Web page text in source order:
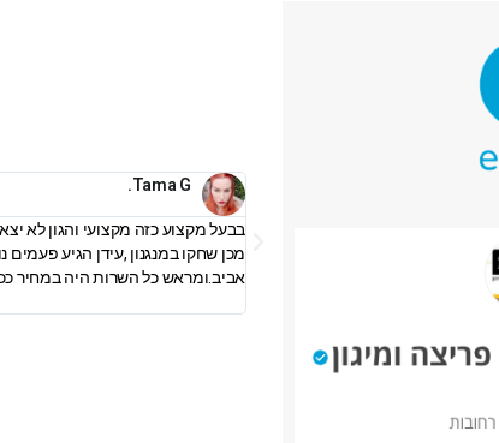
צריכים להראות! כבר בטלפון
ממליצה באהבה לכל הדורש
כמוך.
Tama G.
בבעל מקצוע כזה מקצועי והגון לא
מכן שחקו במנגנון ,עידן הגיע
אביב.ומראש כל השרות היה במחיר